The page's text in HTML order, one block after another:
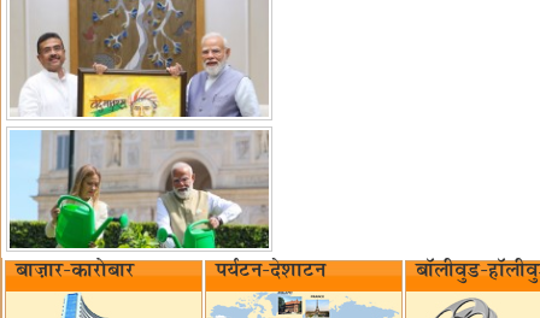
बाज़ार-कारोबार पर्यटन-देशाटन बॉलीवुड-